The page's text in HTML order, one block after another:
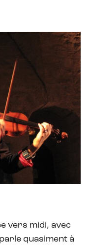
vers midi, avec
quasiment à